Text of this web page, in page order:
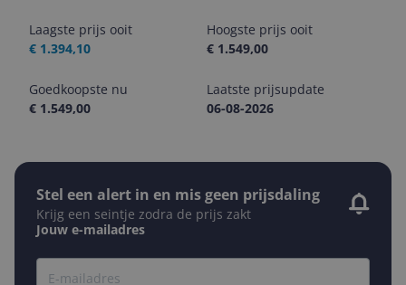
Laagste prijs ooit
€ 1.394,10
Hoogste prijs ooit
€ 1.549,00
Goedkoopste nu
€ 1.549,00
Laatste prijsupdate
06-08-2026
Stel een alert in en mis geen prijsdaling
Krijg een seintje zodra de prijs zakt
Jouw e-mailadres